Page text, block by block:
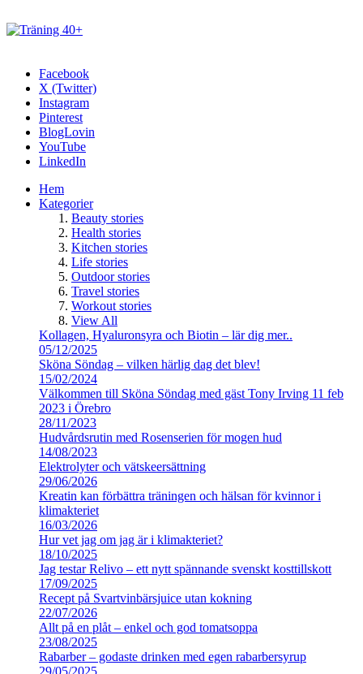
Facebook
X (Twitter)
Instagram
Pinterest
BlogLovin
YouTube
LinkedIn
Hem
Kategorier
Beauty stories
Health stories
Kitchen stories
Life stories
Outdoor stories
Travel stories
Workout stories
View All
Kollagen, Hyaluronsyra och Biotin – lär dig mer..
05/12/2025
Sköna Söndag – vilken härlig dag det blev!
15/02/2024
Välkommen till Sköna Söndag med gäst Tony Irving 11 feb
2023 i Örebro
28/11/2023
Hudvårdsrutin med Rosenserien för mogen hud
14/08/2023
Elektrolyter och vätskeersättning
29/06/2026
Kreatin kan förbättra träningen och hälsan för kvinnor i
klimakteriet
16/03/2026
Hur vet jag om jag är i klimakteriet?
18/10/2025
Jag testar Relivo – ett nytt spännande svenskt kosttillskott
17/09/2025
Recept på Svartvinbärsjuice utan kokning
22/07/2026
Allt på en plåt – enkel och god tomatsoppa
23/08/2025
Rabarber – godaste drinken med egen rabarbersyrup
29/05/2025